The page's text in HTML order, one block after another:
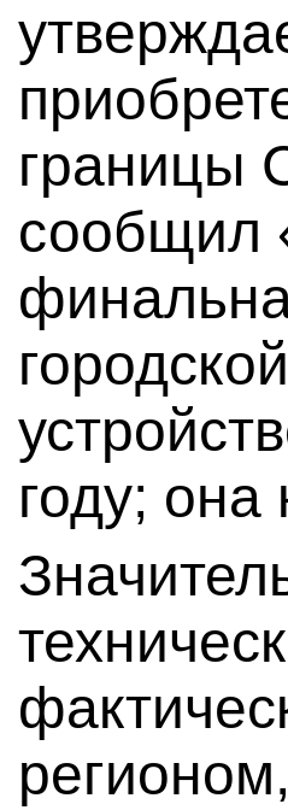
границы
сообщил
году; она